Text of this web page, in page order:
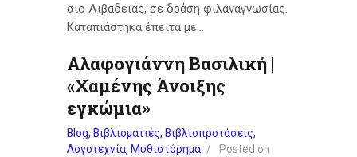
σιο Λιβαδειάς, σε δράση φιλαναγνωσίας.
Καταπιάστηκα έπειτα με…
Αλαφογιάννη Βασιλική |
«Χαμένης Άνοιξης
εγκώμια»
Blog, Βιβλιοματιές, Βιβλιοπροτάσεις,
Λογοτεχνία, Μυθιστόρημα
Posted on